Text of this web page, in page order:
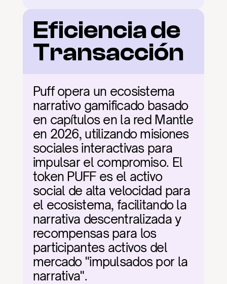
Eficiencia de
Transacción
Puff opera un ecosistema
narrativo gamificado basado
en capítulos en la red Mantle
en 2026, utilizando misiones
sociales interactivas para
impulsar el compromiso. El
token PUFF es el activo
social de alta velocidad para
el ecosistema, facilitando la
narrativa descentralizada y
recompensas para los
participantes activos del
mercado "impulsados por la
narrativa".